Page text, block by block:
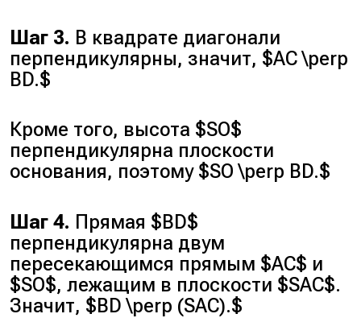
Шаг 3. В квадрате диагонали
перпендикулярны, значит, $AC \perp
BD.$
Кроме того, высота $SO$
перпендикулярна плоскости
основания, поэтому $SO \perp BD.$
Шаг 4. Прямая $BD$
перпендикулярна двум
пересекающимся прямым $AC$ и
$SO$, лежащим в плоскости $SAC$.
Значит, $BD \perp (SAC).$